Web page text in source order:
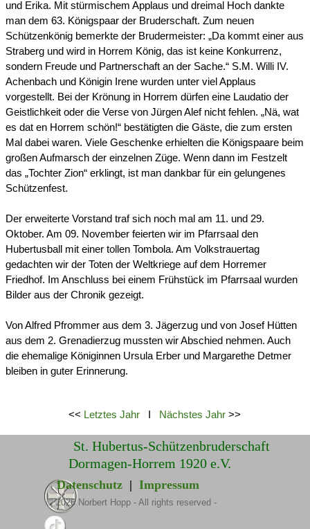
und Erika. Mit stürmischem Applaus und dreimal Hoch dankte
man dem 63. Königspaar der Bruderschaft. Zum neuen
Schützenkönig bemerkte der Brudermeister: „Da kommt einer aus
Straberg und wird in Horrem König, das ist keine Konkurrenz,
sondern Freude und Partnerschaft an der Sache.“ S.M. Willi IV.
Achenbach und Königin Irene wurden unter viel Applaus
vorgestellt. Bei der Krönung in Horrem dürfen eine Laudatio der
Geistlichkeit oder die Verse von Jürgen Alef nicht fehlen. „Nä, wat
es dat en Horrem schön!“ bestätigten die Gäste, die zum ersten
Mal dabei waren. Viele Geschenke erhielten die Königspaare beim
großen Aufmarsch der einzelnen Züge. Wenn dann im Festzelt
das „Tochter Zion“ erklingt, ist man dankbar für ein gelungenes
Schützenfest.
Der erweiterte Vorstand traf sich noch mal am 11. und 29.
Oktober. Am 09. November feierten wir im Pfarrsaal den
Hubertusball mit einer tollen Tombola. Am Volkstrauertag
gedachten wir der Toten der Weltkriege auf dem Horremer
Friedhof. Im Anschluss bei einem Frühstück im Pfarrsaal wurden
Bilder aus der Chronik gezeigt.
Von Alfred Pfrommer aus dem 3. Jägerzug und von Josef Hütten
aus dem 2. Grenadierzug mussten wir Abschied nehmen. Auch
die ehemalige Königinnen Ursula Erber und Margarethe Detmer
bleiben in guter Erinnerung.
<< Letztes Jahr Nächstes Jahr >>
St. Hubertus-Schützenbruderschaft
Dormagen-Horrem 1920 e.V.
Datenschutz | Impressum
©2026Norbert Hopp - All rights reserved -